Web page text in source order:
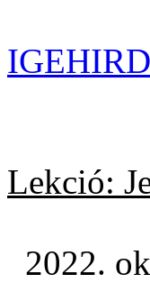
Lekció:
2022.